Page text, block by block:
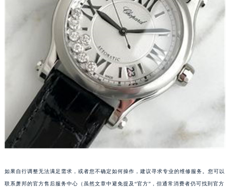
如果自行调整无法满足需求，或者您不确定如何操作，建议寻求专业的维修服务。您可以
联系萧邦的官方售后服务中心（虽然文章中避免提及“官方”，但通常消费者仍可找到官方